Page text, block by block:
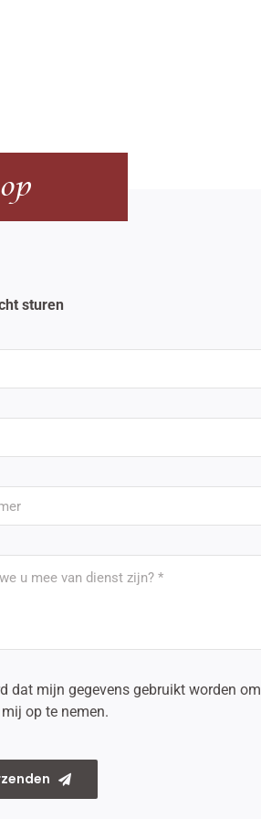
sturen
dat mijn gegevens gebruikt worden om
op te nemen.